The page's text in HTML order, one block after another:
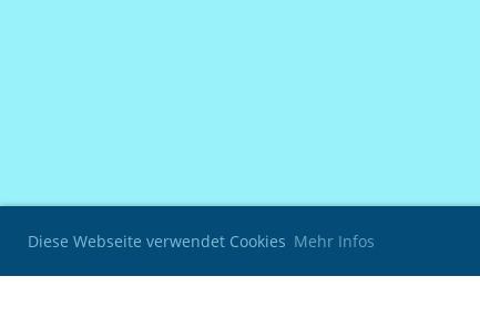
Diese Webseite verwendet Cookies Mehr Infos